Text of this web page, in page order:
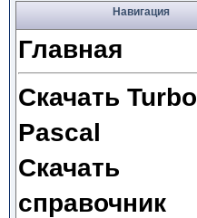
Навигация
Главная
Скачать Turbo
Pascal
Скачать
справочник